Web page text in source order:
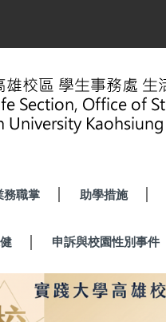
務職掌 助學措施
申訴與校園性別事件